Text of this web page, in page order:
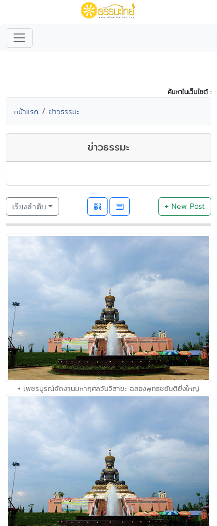
ค้นหาในเว็บไซต์ :
หน้าแรก ข่าวธรรมะ
ข่าวธรรมะ
เรียงลำดับ +New Post
• เพชรบูรณ์จัดงานมหากุศลวันวิสาขะ ฉลองพุทธชยันตียิ่งใหญ่